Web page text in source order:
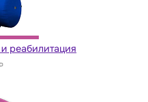
реабилитация